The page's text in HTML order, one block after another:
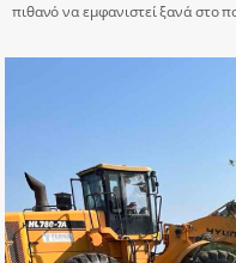
πιθανό να εμφανιστεί ξανά στο